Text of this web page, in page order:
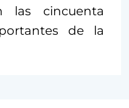
las cincuenta
de la